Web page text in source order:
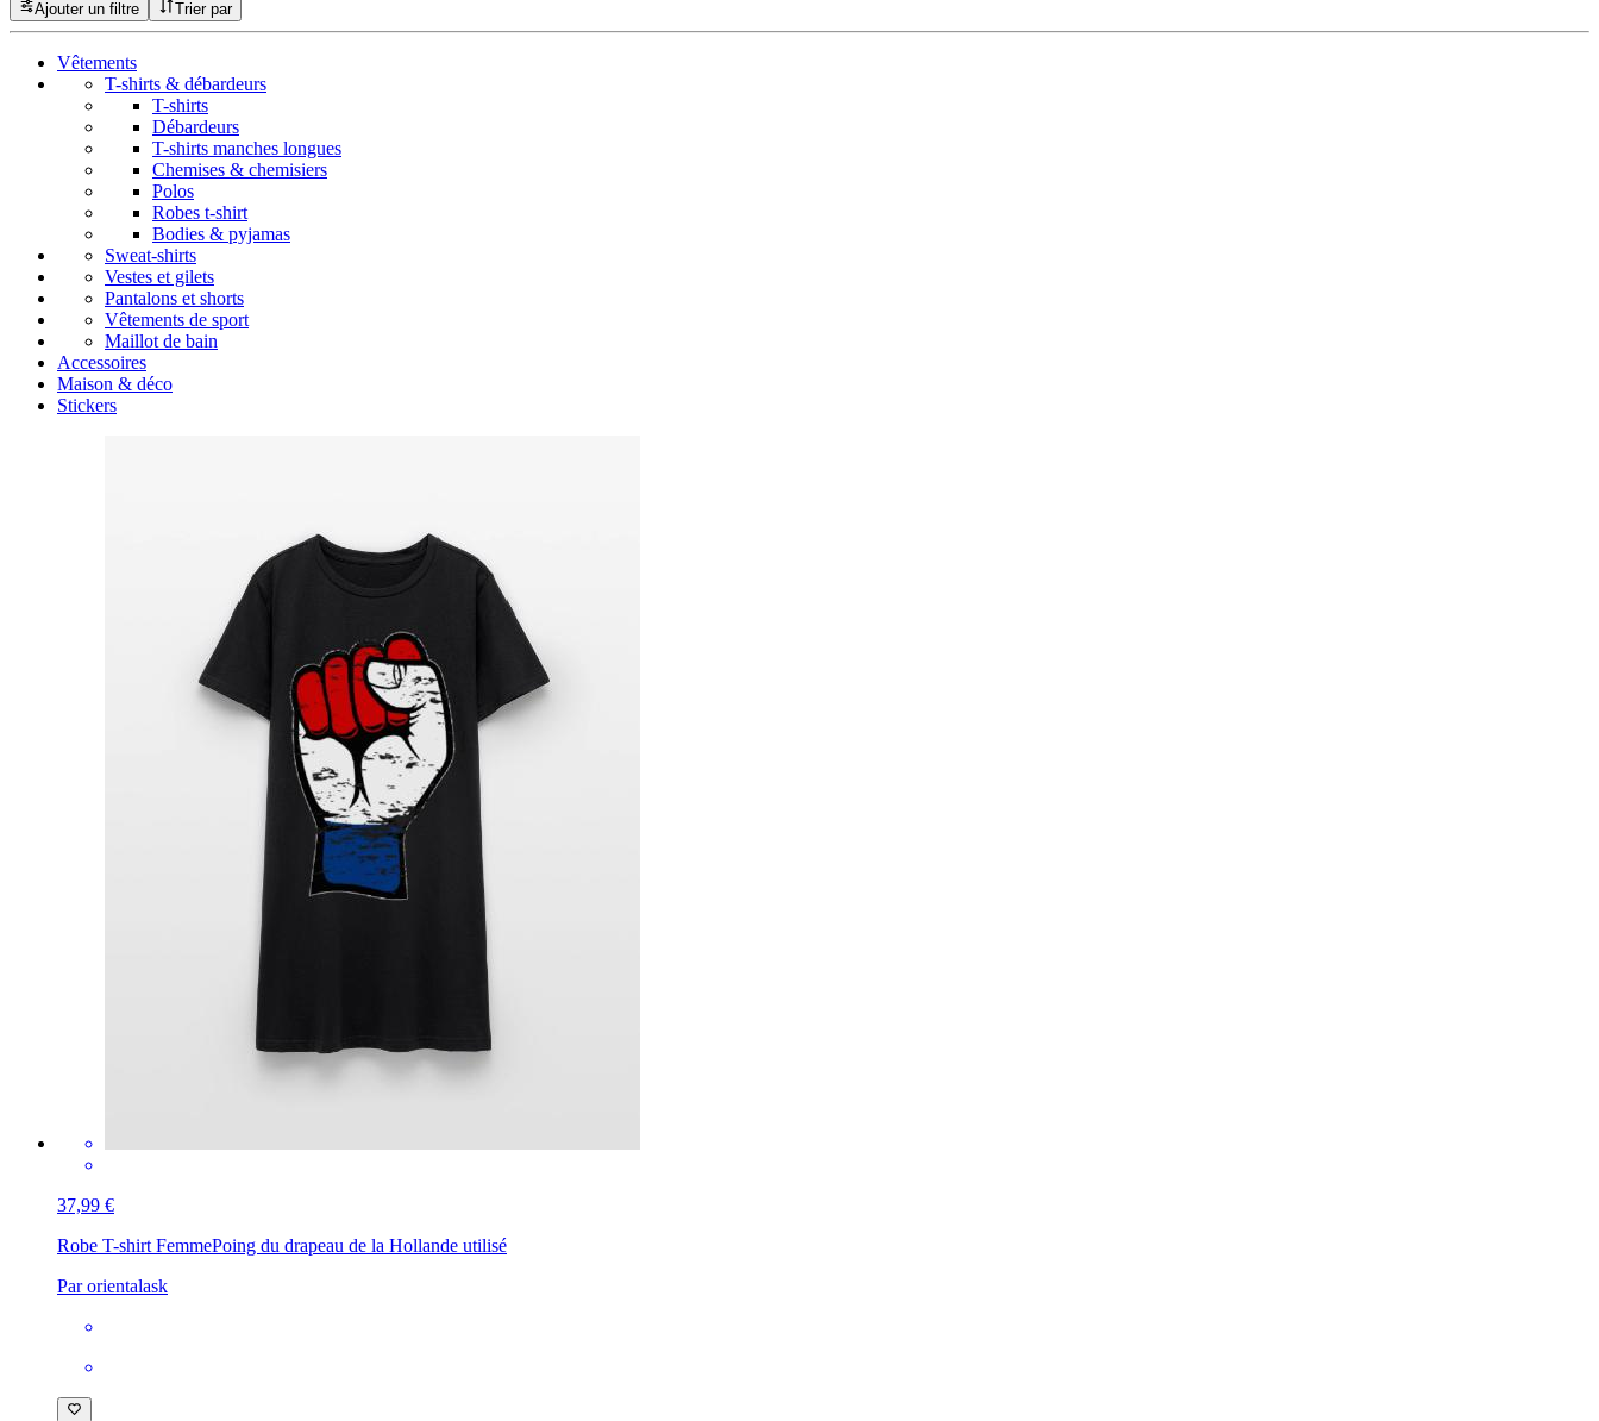
Ajouter un filtre
Trier par
Vêtements
T-shirts & débardeurs
T-shirts
Débardeurs
T-shirts manches longues
Chemises & chemisiers
Polos
Robes t-shirt
Bodies & pyjamas
Sweat-shirts
Vestes et gilets
Pantalons et shorts
Vêtements de sport
Maillot de bain
Accessoires
Maison & déco
Stickers
37,99 €
Robe T-shirt FemmePoing du drapeau de la Hollande utilisé
Par orientalask